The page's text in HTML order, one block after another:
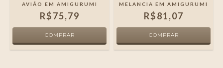
AVIÃO EM AMIGURUMI
R$75,79
MELANCIA EM AMIGURUMI
R$81,07